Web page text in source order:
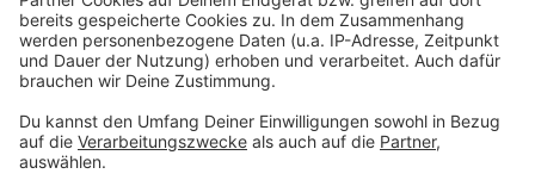
so lustig wie immer.
Anzeige
Anzeige